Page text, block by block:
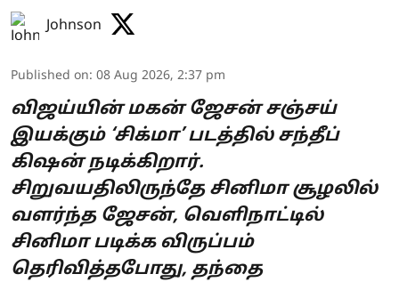
Johnson
Published on: 08 Aug 2026, 2:37 pm
விஜய்யின் மகன் ஜேசன் சஞ்சய்
இயக்கும் ‘சிக்மா’ படத்தில் சந்தீப்
கிஷன் நடிக்கிறார்.
சிறுவயதிலிருந்தே சினிமா சூழலில்
வளர்ந்த ஜேசன், வெளிநாட்டில்
சினிமா படிக்க விருப்பம்
தெரிவித்தபோது, தந்தை